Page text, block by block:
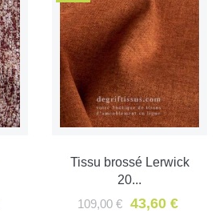
Tissu brossé Lerwick
20...
109,00 €
43,60 €